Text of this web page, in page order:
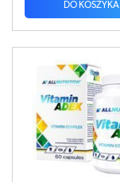
DO KOSZYKA